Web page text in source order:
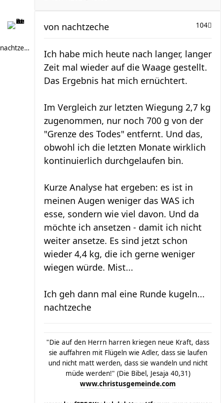
nachtzeche
104
von nachtzeche
Ich habe mich heute nach langer, langer
Zeit mal wieder auf die Waage gestellt.
Das Ergebnis hat mich ernüchtert.
Im Vergleich zur letzten Wiegung 2,7 kg
zugenommen, nur noch 700 g von der
"Grenze des Todes" entfernt. Und das,
obwohl ich die letzten Monate wirklich
kontinuierlich durchgelaufen bin.
Kurze Analyse hat ergeben: es ist in
meinen Augen weniger das WAS ich
esse, sondern wie viel davon. Und da
möchte ich ansetzen - damit ich nicht
weiter ansetze. Es sind jetzt schon
wieder 4,4 kg, die ich gerne weniger
wiegen würde. Mist...
Ich geh dann mal eine Runde kugeln...
nachtzeche
"Die auf den Herrn harren kriegen neue Kraft, dass
sie auffahren mit Flügeln wie Adler, dass sie laufen
und nicht matt werden, dass sie wandeln und nicht
müde werden!" (Die Bibel, Jesaja 40,31)
www.christusgemeinde.com